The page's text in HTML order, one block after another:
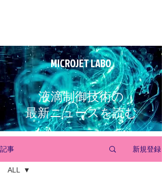
MICROJET LABO
液滴制御技術の
最新ニュースを読む
記事 新規登録
ALL